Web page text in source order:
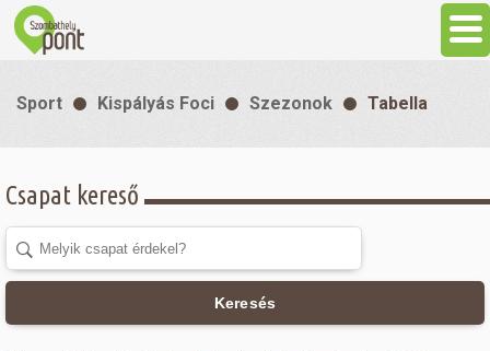
Látnivalók
Gasztronómia
Sport Kispályás Foci Szezonok Tabella
Csapat kereső
Keresés